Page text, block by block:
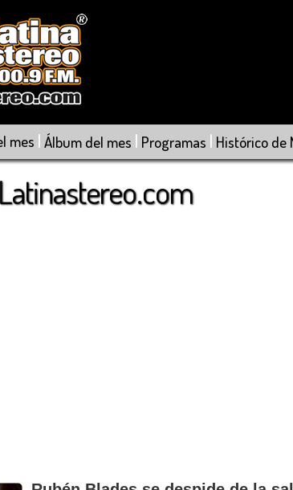
mes | Álbum del mes | Programas | Histórico de